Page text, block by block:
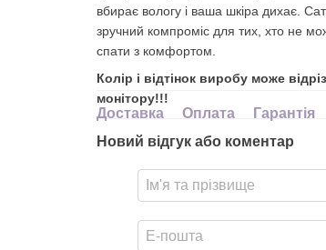
вбирає вологу і ваша шкіра дихає.
зручний компроміс для тих, хто не
спати з комфортом.
Колір і відтінок виробу може
монітору!!!
Доставка Оплата
Гарантія
Новий відгук або коментар